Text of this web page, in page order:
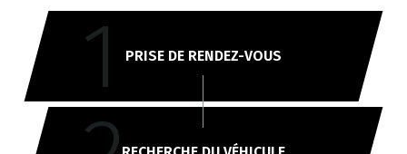
1 PRISE DE RENDEZ-VOUS